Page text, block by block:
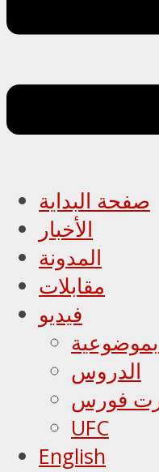
صفحة البداية
الأخبار
المدونة
مقابلات
فيديو
بموضوعية
الدروس
فورس
UFC
English